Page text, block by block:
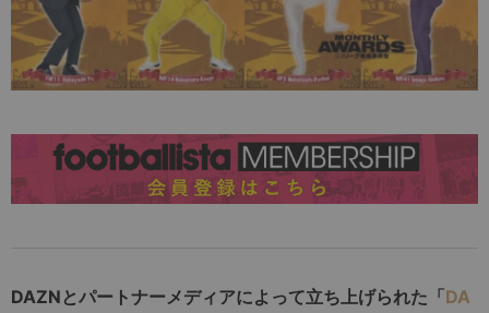
DAZNとパートナーメディアによって立ち上げられた「DA